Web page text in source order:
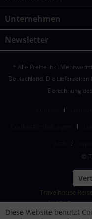
Unternehmen
Newsletter
* Alle Preise inkl.
Deutschland. Die
Berechnung
©
Travelhouse
|1874
Diese Website benutzt